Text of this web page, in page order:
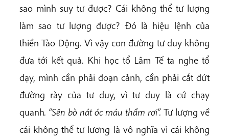
sao mình suy tư được? Cái không thể tư lượng
làm sao tư lượng được? Đó là hiệu lệnh của
thiền Tào Động. Vì vậy con đường tư duy không
đưa tới kết quả. Khi học tổ Lâm Tế ta nghe tổ
dạy, mình cần phải đoạn cảnh, cần phải cắt đứt
đường rày của tư duy, vì tư duy là cứ chạy
quanh. “Sên bò nát óc máu thầm rơi”. Tư lượng về
cái không thể tư lương là vô nghĩa vì cái không